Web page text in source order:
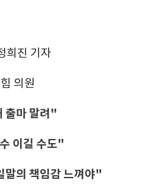
희진 기자
의원
출마 말려"
이길 수도"
말의 책임감 느껴야"